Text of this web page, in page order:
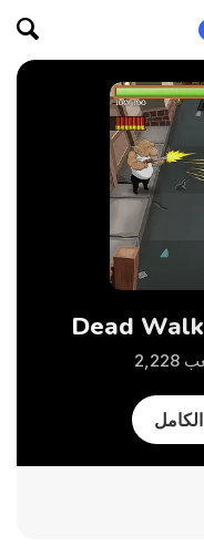
Dead